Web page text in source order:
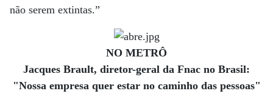
não serem extintas.”
NO METRÔ
Jacques Brault, diretor-geral da Fnac no Brasil:
"Nossa empresa quer estar no caminho das pessoas"